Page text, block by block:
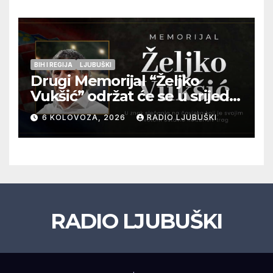
BIH I REGIJA LJUBUŠKI
Drugi Memorijal “Željko
Vukšić” održat će se u srijedu
12. kolovoza u Otoku
6 KOLOVOZA, 2026 RADIO LJUBUŠKI
RADIO LJUBUŠKI